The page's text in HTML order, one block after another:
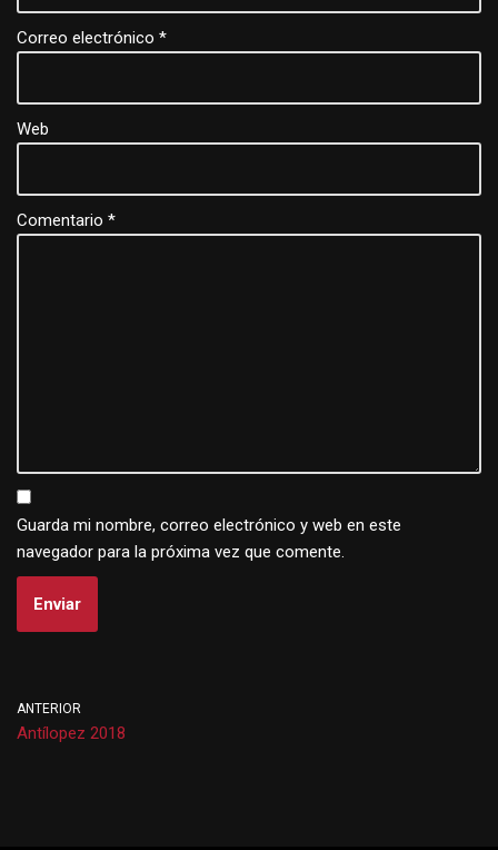
Correo electrónico *
Web
Comentario *
Guarda mi nombre, correo electrónico y web en este
navegador para la próxima vez que comente.
ANTERIOR
Antílopez 2018